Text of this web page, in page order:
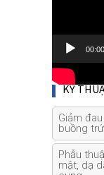
00:00
KỸ
Giảm
buồng
Phẫu
mật, dạ